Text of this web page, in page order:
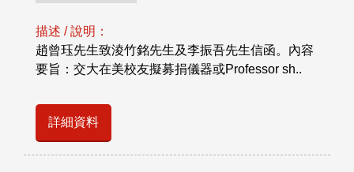
描述 / 說明：
趙曾珏先生致淩竹銘先生及李振吾先生信函。內容
要旨：交大在美校友擬募捐儀器或Professor sh..
詳細資料